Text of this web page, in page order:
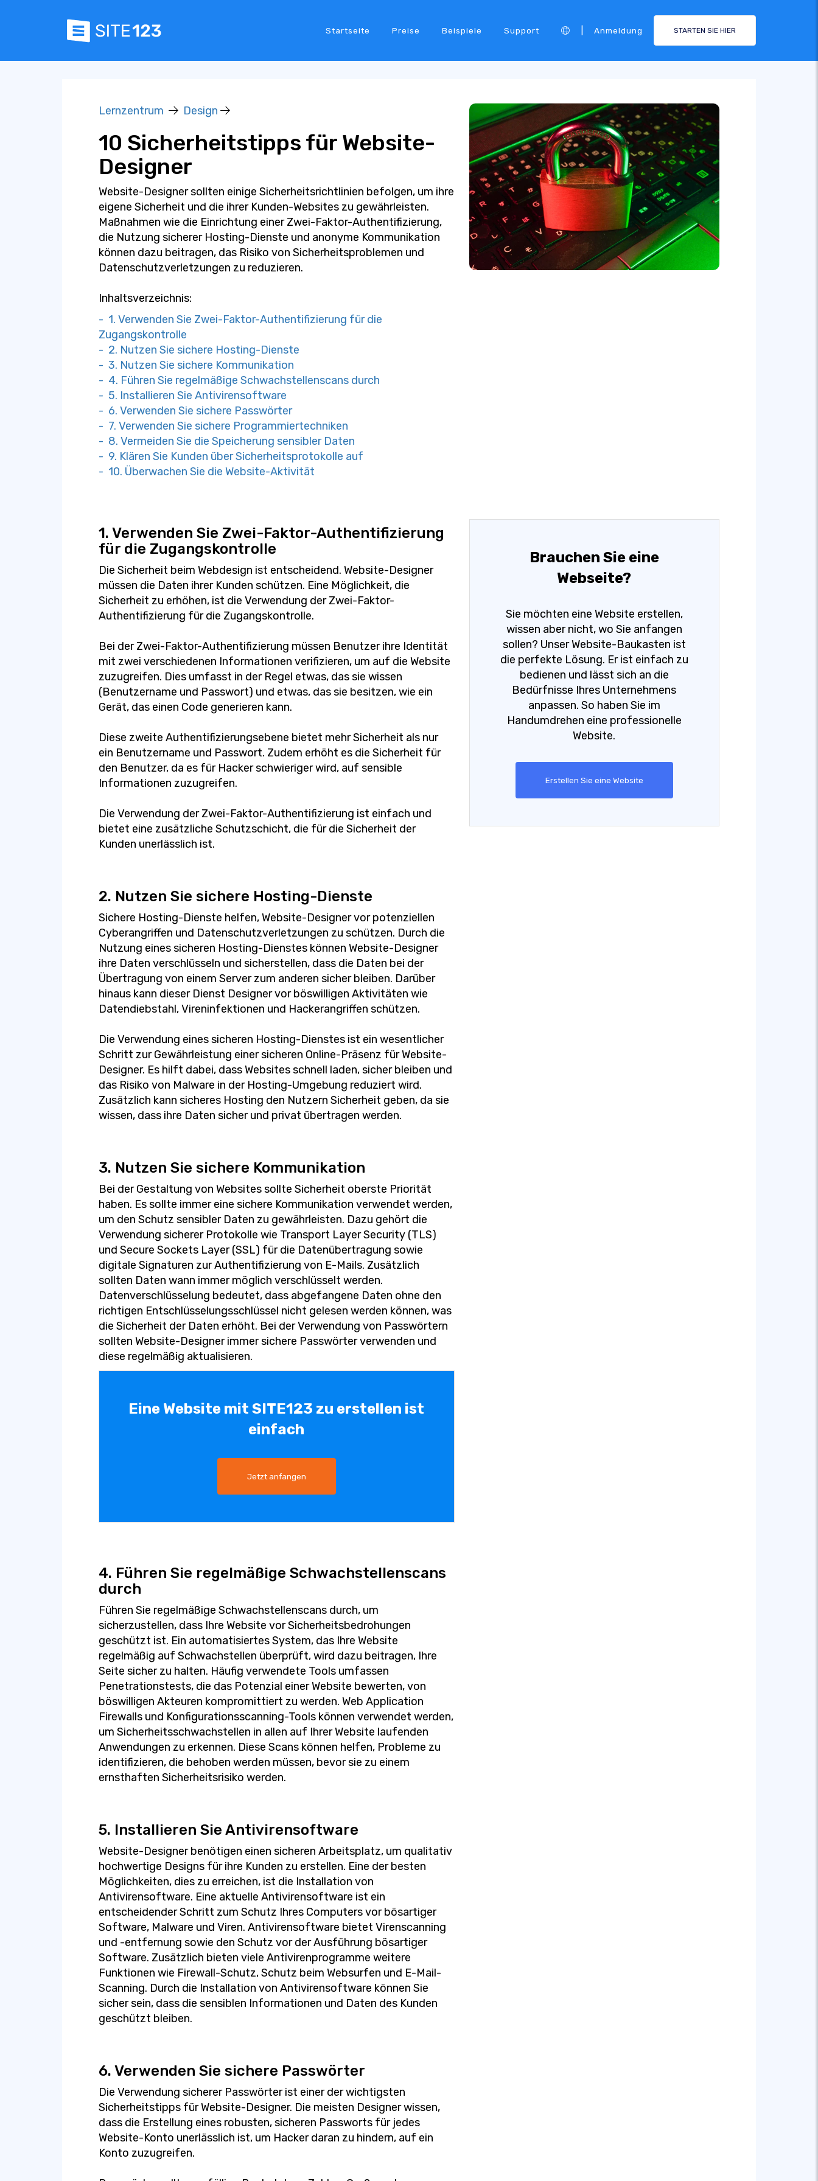
Startseite Preise Beispiele Support Anmeldung STARTEN SIE HIER
Lernzentrum Design
10 Sicherheitstipps für Website-
Designer
Website-Designer sollten einige Sicherheitsrichtlinien befolgen, um ihre
eigene Sicherheit und die ihrer Kunden-Websites zu gewährleisten.
Maßnahmen wie die Einrichtung einer Zwei-Faktor-Authentifizierung,
die Nutzung sicherer Hosting-Dienste und anonyme Kommunikation
können dazu beitragen, das Risiko von Sicherheitsproblemen und
Datenschutzverletzungen zu reduzieren.
Inhaltsverzeichnis:
- 1. Verwenden Sie Zwei-Faktor-Authentifizierung für die
Zugangskontrolle
- 2. Nutzen Sie sichere Hosting-Dienste
- 3. Nutzen Sie sichere Kommunikation
- 4. Führen Sie regelmäßige Schwachstellenscans durch
- 5. Installieren Sie Antivirensoftware
- 6. Verwenden Sie sichere Passwörter
- 7. Verwenden Sie sichere Programmiertechniken
- 8. Vermeiden Sie die Speicherung sensibler Daten
- 9. Klären Sie Kunden über Sicherheitsprotokolle auf
- 10. Überwachen Sie die Website-Aktivität
1. Verwenden Sie Zwei-Faktor-Authentifizierung
für die Zugangskontrolle
Die Sicherheit beim Webdesign ist entscheidend. Website-Designer
müssen die Daten ihrer Kunden schützen. Eine Möglichkeit, die
Sicherheit zu erhöhen, ist die Verwendung der Zwei-Faktor-
Authentifizierung für die Zugangskontrolle.
Bei der Zwei-Faktor-Authentifizierung müssen Benutzer ihre Identität
mit zwei verschiedenen Informationen verifizieren, um auf die Website
zuzugreifen. Dies umfasst in der Regel etwas, das sie wissen
(Benutzername und Passwort) und etwas, das sie besitzen, wie ein
Gerät, das einen Code generieren kann.
Diese zweite Authentifizierungsebene bietet mehr Sicherheit als nur
ein Benutzername und Passwort. Zudem erhöht es die Sicherheit für
den Benutzer, da es für Hacker schwieriger wird, auf sensible
Informationen zuzugreifen.
Die Verwendung der Zwei-Faktor-Authentifizierung ist einfach und
bietet eine zusätzliche Schutzschicht, die für die Sicherheit der
Kunden unerlässlich ist.
Brauchen Sie eine
Webseite?
Sie möchten eine Website erstellen,
wissen aber nicht, wo Sie anfangen
sollen? Unser Website-Baukasten ist
die perfekte Lösung. Er ist einfach zu
bedienen und lässt sich an die
Bedürfnisse Ihres Unternehmens
anpassen. So haben Sie im
Handumdrehen eine professionelle
Website.
Erstellen Sie eine Website
2. Nutzen Sie sichere Hosting-Dienste
Sichere Hosting-Dienste helfen, Website-Designer vor potenziellen
Cyberangriffen und Datenschutzverletzungen zu schützen. Durch die
Nutzung eines sicheren Hosting-Dienstes können Website-Designer
ihre Daten verschlüsseln und sicherstellen, dass die Daten bei der
Übertragung von einem Server zum anderen sicher bleiben. Darüber
hinaus kann dieser Dienst Designer vor böswilligen Aktivitäten wie
Datendiebstahl, Vireninfektionen und Hackerangriffen schützen.
Die Verwendung eines sicheren Hosting-Dienstes ist ein wesentlicher
Schritt zur Gewährleistung einer sicheren Online-Präsenz für Website-
Designer. Es hilft dabei, dass Websites schnell laden, sicher bleiben und
das Risiko von Malware in der Hosting-Umgebung reduziert wird.
Zusätzlich kann sicheres Hosting den Nutzern Sicherheit geben, da sie
wissen, dass ihre Daten sicher und privat übertragen werden.
3. Nutzen Sie sichere Kommunikation
Bei der Gestaltung von Websites sollte Sicherheit oberste Priorität
haben. Es sollte immer eine sichere Kommunikation verwendet werden,
um den Schutz sensibler Daten zu gewährleisten. Dazu gehört die
Verwendung sicherer Protokolle wie Transport Layer Security (TLS)
und Secure Sockets Layer (SSL) für die Datenübertragung sowie
digitale Signaturen zur Authentifizierung von E-Mails. Zusätzlich
sollten Daten wann immer möglich verschlüsselt werden.
Datenverschlüsselung bedeutet, dass abgefangene Daten ohne den
richtigen Entschlüsselungsschlüssel nicht gelesen werden können, was
die Sicherheit der Daten erhöht. Bei der Verwendung von Passwörtern
sollten Website-Designer immer sichere Passwörter verwenden und
diese regelmäßig aktualisieren.
Eine Website mit SITE123 zu erstellen ist
einfach
Jetzt anfangen
4. Führen Sie regelmäßige Schwachstellenscans
durch
Führen Sie regelmäßige Schwachstellenscans durch, um
sicherzustellen, dass Ihre Website vor Sicherheitsbedrohungen
geschützt ist. Ein automatisiertes System, das Ihre Website
regelmäßig auf Schwachstellen überprüft, wird dazu beitragen, Ihre
Seite sicher zu halten. Häufig verwendete Tools umfassen
Penetrationstests, die das Potenzial einer Website bewerten, von
böswilligen Akteuren kompromittiert zu werden. Web Application
Firewalls und Konfigurationsscanning-Tools können verwendet werden,
um Sicherheitsschwachstellen in allen auf Ihrer Website laufenden
Anwendungen zu erkennen. Diese Scans können helfen, Probleme zu
identifizieren, die behoben werden müssen, bevor sie zu einem
ernsthaften Sicherheitsrisiko werden.
5. Installieren Sie Antivirensoftware
Website-Designer benötigen einen sicheren Arbeitsplatz, um qualitativ
hochwertige Designs für ihre Kunden zu erstellen. Eine der besten
Möglichkeiten, dies zu erreichen, ist die Installation von
Antivirensoftware. Eine aktuelle Antivirensoftware ist ein
entscheidender Schritt zum Schutz Ihres Computers vor bösartiger
Software, Malware und Viren. Antivirensoftware bietet Virenscanning
und -entfernung sowie den Schutz vor der Ausführung bösartiger
Software. Zusätzlich bieten viele Antivirenprogramme weitere
Funktionen wie Firewall-Schutz, Schutz beim Websurfen und E-Mail-
Scanning. Durch die Installation von Antivirensoftware können Sie
sicher sein, dass die sensiblen Informationen und Daten des Kunden
geschützt bleiben.
6. Verwenden Sie sichere Passwörter
Die Verwendung sicherer Passwörter ist einer der wichtigsten
Sicherheitstipps für Website-Designer. Die meisten Designer wissen,
dass die Erstellung eines robusten, sicheren Passworts für jedes
Website-Konto unerlässlich ist, um Hacker daran zu hindern, auf ein
Konto zuzugreifen.